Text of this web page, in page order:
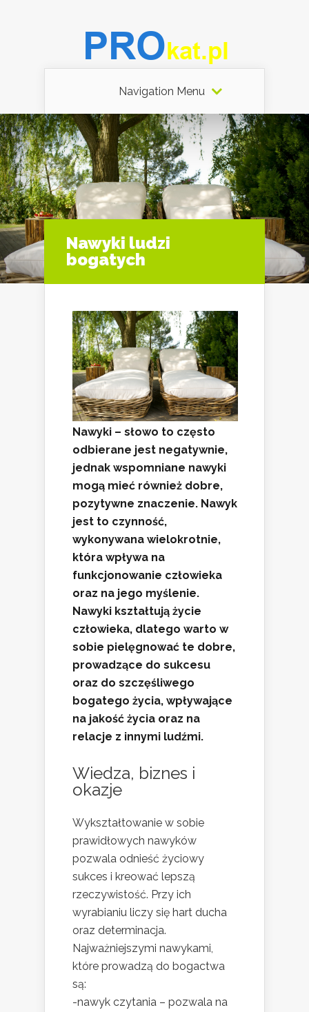
Navigation Menu
Nawyki ludzi
bogatych
Nawyki – słowo to często
odbierane jest negatywnie,
jednak wspomniane nawyki
mogą mieć również dobre,
pozytywne znaczenie. Nawyk
jest to czynność,
wykonywana wielokrotnie,
która wpływa na
funkcjonowanie człowieka
oraz na jego myślenie.
Nawyki kształtują życie
człowieka, dlatego warto w
sobie pielęgnować te dobre,
prowadzące do sukcesu
oraz do szczęśliwego
bogatego życia, wpływające
na jakość życia oraz na
relacje z innymi ludźmi.
Wiedza, biznes i
okazje
Wykształtowanie w sobie
prawidłowych nawyków
pozwala odnieść życiowy
sukces i kreować lepszą
rzeczywistość. Przy ich
wyrabianiu liczy się hart ducha
oraz determinacja.
Najważniejszymi nawykami,
które prowadzą do bogactwa
są:
-nawyk czytania – pozwala na